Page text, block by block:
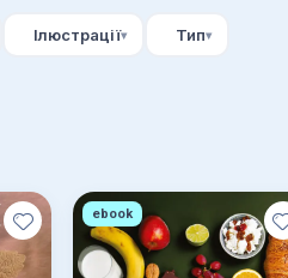
Ілюстрації Тип
ebook